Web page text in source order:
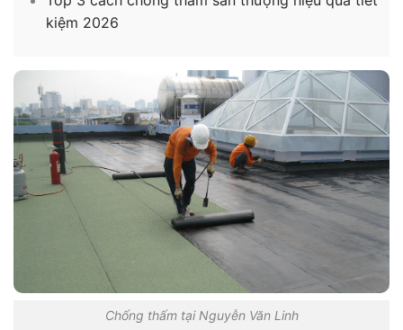
kiệm 2026
Chống thấm tại Nguyễn Văn Linh